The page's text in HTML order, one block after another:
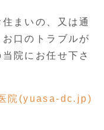
まいの、又は通
口のトラブルが
院にお任せ下さ
院(yuasa-dc.jp)